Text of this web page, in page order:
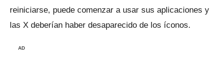
reiniciarse, puede comenzar a usar sus aplicaciones y
las X deberían haber desaparecido de los íconos.
AD